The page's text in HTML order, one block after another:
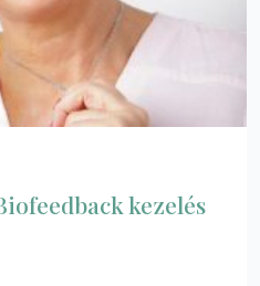
kezelés